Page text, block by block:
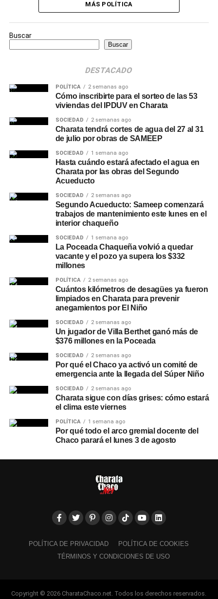
MÁS POLÍTICA
Buscar
Buscar
DESTACADO
POLÍTICA 2 semanas ago
Cómo inscribirte para el sorteo de las 53
viviendas del IPDUV en Charata
SOCIEDAD 2 semanas ago
Charata tendrá cortes de agua del 27 al 31
de julio por obras de SAMEEP
SOCIEDAD 1 semana ago
Hasta cuándo estará afectado el agua en
Charata por las obras del Segundo
Acueducto
SOCIEDAD 2 semanas ago
Segundo Acueducto: Sameep comenzará
trabajos de mantenimiento este lunes en el
interior chaqueño
SOCIEDAD 1 semana ago
La Poceada Chaqueña volvió a quedar
vacante y el pozo ya supera los $332
millones
POLÍTICA 2 semanas ago
Cuántos kilómetros de desagües ya fueron
limpiados en Charata para prevenir
anegamientos por El Niño
SOCIEDAD 2 semanas ago
Un jugador de Villa Berthet ganó más de
$376 millones en la Poceada
SOCIEDAD 2 semanas ago
Por qué el Chaco ya activó un comité de
emergencia ante la llegada del Súper Niño
SOCIEDAD 2 semanas ago
Charata sigue con días grises: cómo estará
el clima este viernes
POLÍTICA 1 semana ago
Por qué todo el arco gremial docente del
Chaco parará el lunes 3 de agosto
POLÍTICA DE PRIVACIDAD
POLÍTICA DE COOKIES
TÉRMINOS Y CONDICIONES DE USO
Copyright © 2026 CharataChaco.net. Todos los derechos reservados.